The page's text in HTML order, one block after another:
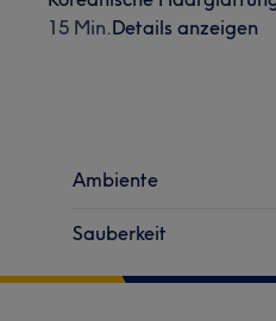
15 Min.Details anzeigen
Ambiente
Sauberkeit